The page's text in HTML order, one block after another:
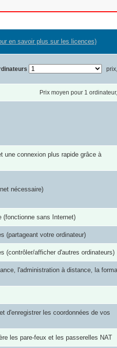
en savoir plus sur les licences)
Prix moyen pour 1
une connexion plus rapide grâce à
nécessaire)
(fonctionne sans Internet)
(partageant votre ordinateur)
(contrôler/afficher d'autres ordinateurs)
l'administration à distance, la
d'enregistrer les coordonnées de vos
les pare-feux et les passerelles NAT